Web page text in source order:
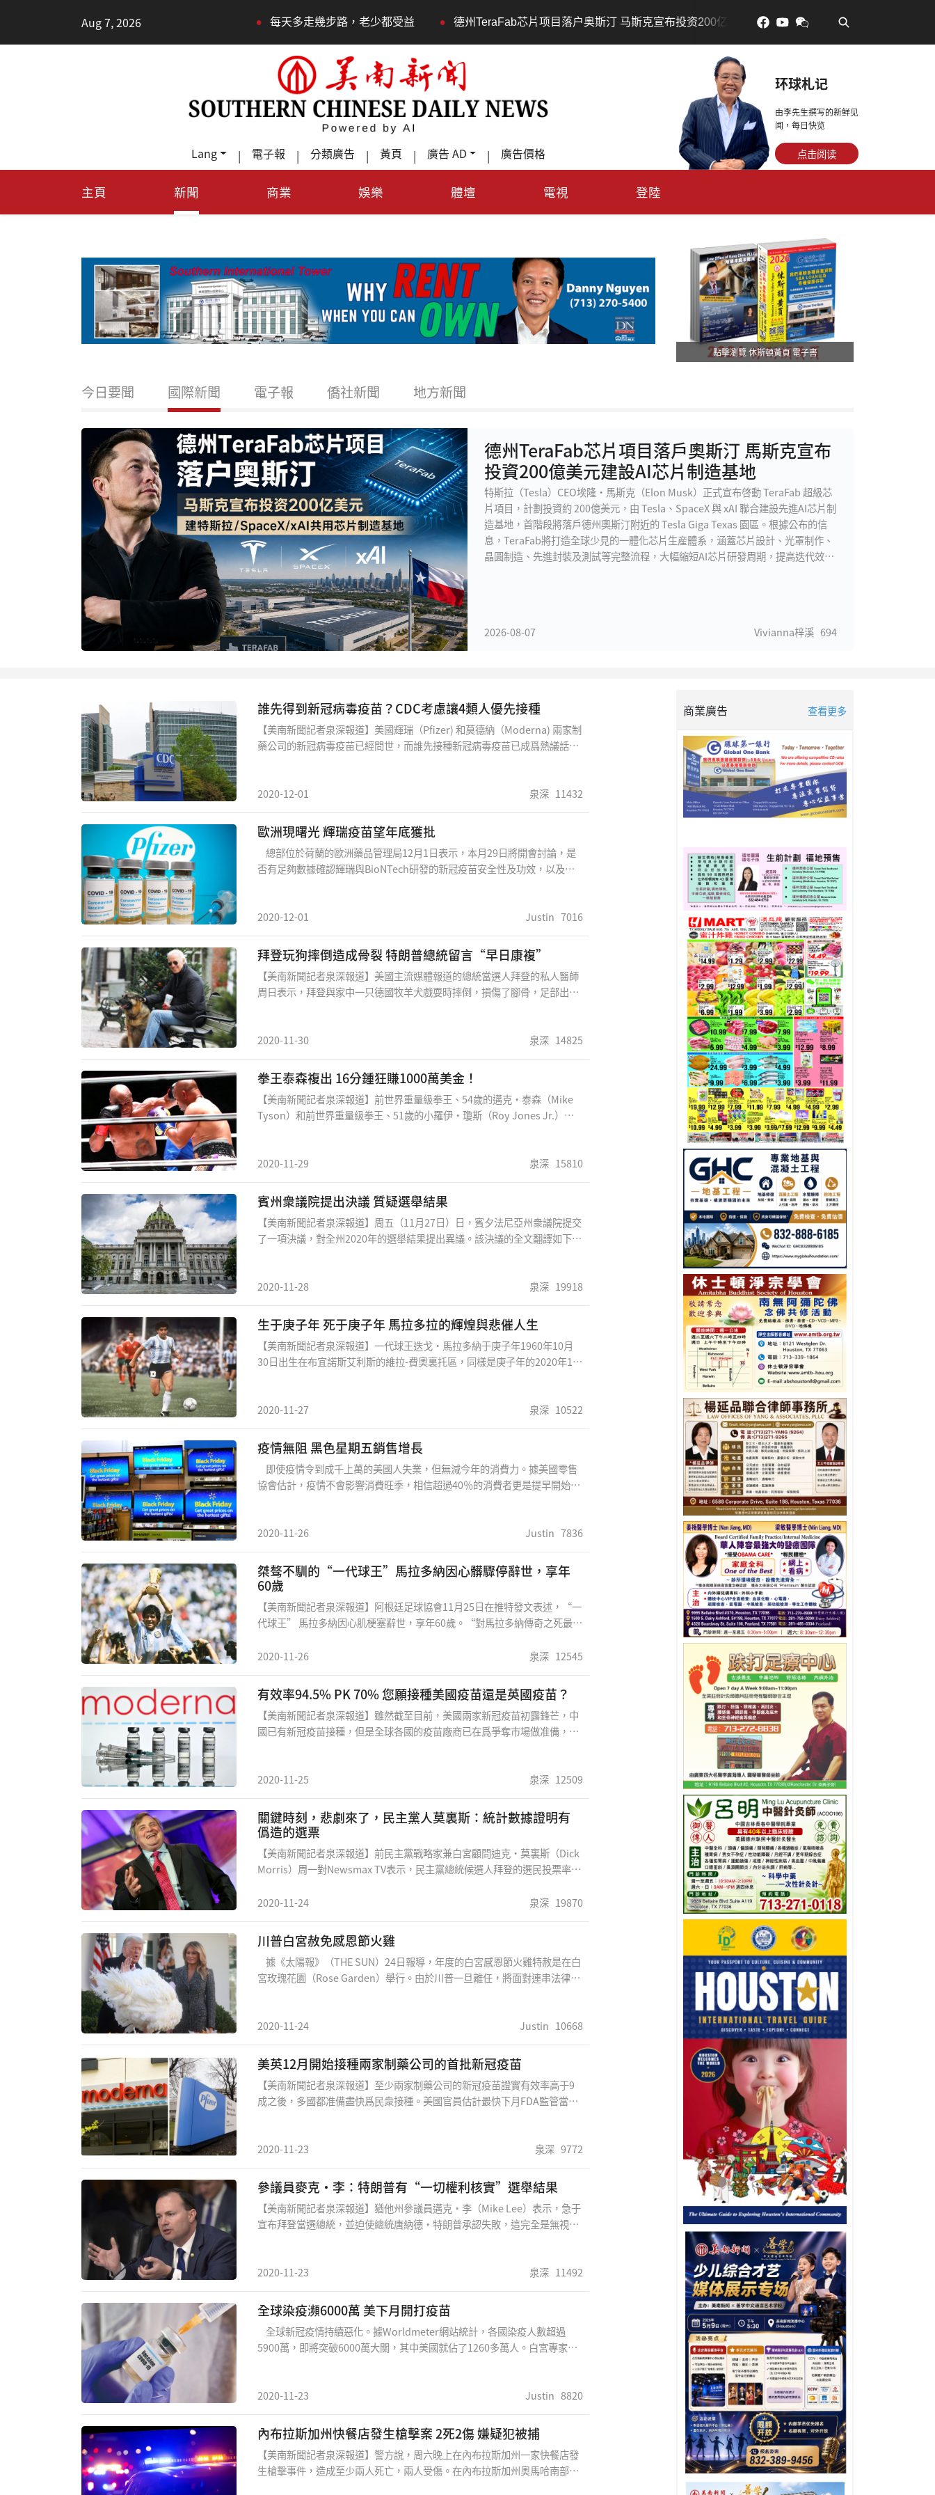
Aug 7, 2026 每天多走幾步路，老少都受益 • 德州TeraFab芯片项目落户奥斯汀 马斯克宣布投资200亿美元建设AI芯片制造基地 • 吃對了更年輕：花青素如何
Lang | 電子報 | 分類廣告 | 黃頁 | 廣告 AD | 廣告價格
环球札记
由李先生撰写的新鲜见
闻，每日快览
点击阅读
主頁 新聞 商業 娛樂 體壇 電視 登陸
點擊瀏覽 休斯頓黃頁 電子書
今日要聞 國際新聞 電子報 僑社新聞 地方新聞
德州TeraFab芯片項目落戶奧斯汀 馬斯克宣布
投資200億美元建設AI芯片制造基地
特斯拉（Tesla）CEO埃隆·馬斯克（Elon Musk）正式宣布啓動 TeraFab 超級芯
片項目，計劃投資約 200億美元，由 Tesla、SpaceX 與 xAI 聯合建設先進AI芯片制
造基地，首階段將落戶德州奧斯汀附近的 Tesla Giga Texas 園區。根據公布的信
息，TeraFab將打造全球少見的一體化芯片生産體系，涵蓋芯片設計、光罩制作、
晶圓制造、先進封裝及測試等完整流程，大幅縮短AI芯片研發周期，提高迭代效
2026-08-07
Vivianna梓溪 694
誰先得到新冠病毒疫苗？CDC考慮讓4類人優先接種
【美南新聞記者泉深報道】美國輝瑞（Pfizer) 和莫德納（Moderna) 兩家制
藥公司的新冠病毒疫苗已經問世，而誰先接種新冠病毒疫苗已成爲熱議話
2020-12-01
泉深 11432
歐洲現曙光 輝瑞疫苗望年底獲批
總部位於荷蘭的歐洲藥品管理局12月1日表示，本月29日將開會討論，是
否有足夠數據確認輝瑞與BioNTech研發的新冠疫苗安全性及功效，以及是
莫德納生計公司研發的疫苗。BioNTech則表示，一旦疫苗獲批准，最快今
年內在歐洲推出。 如今適逢「黑色星期五」購物節，又臨近聖誕假期，西
班牙馬德里及巴塞隆納的街頭都出現大批市民聚集，政府促請國民理智行
動；同時有意將聖誕和新年假期期間的限聚令收緊至6人，並在平安夜及除
夕的凌晨1時至6時實施宵禁。
2020-12-01 Justin 7016
拜登玩狗摔倒造成骨裂 特朗普總統留言“早日康複”
【美南新聞記者泉深報道】美國主流媒體報道的總統當選人拜登的私人醫師
周日表示，拜登與家中一只德國牧羊犬戲耍時摔倒，損傷了腳骨，足部出現
做CT斷層掃描。醫生們起初認爲拜登只是扭傷了腳踝，但行走有些困難，還
是指示對傷處做了額外的CT掃描。拜登個人醫師Kevin O'Connor在另一份
聲明中表示，“在後續CT斷層掃描中確認有細微骨裂...他有可
2020-11-30 泉深 14825
拳王泰森複出 16分鍾狂賺1000萬美金！
【美南新聞記者泉深報道】前世界重量級拳王、54歲的邁克·泰森（Mike
Tyson）和前世界重量級拳王、51歲的小羅伊·瓊斯（Roy Jones Jr.）于
衷于“鋼鐵邁克”時代，因此吸引了無數的眼球，但這場表演性的比賽也不
會記入他們的正式記錄。據悉這場比賽，泰森獲得至少1000萬美金，而瓊斯
則拿到300萬美元，這無疑創下退役運動員的最高拳酬紀錄。賽前PPV（付
費點播）銷量創下了曆史記錄，泰森本人的社交媒體轉發評論道：“數字不
會撒謊，黑子們要瘋了，因爲他們永遠得不到這樣的
2020-11-29 泉深 15810
賓州衆議院提出決議 質疑選舉結果
【美南新聞記者泉深報道】周五（11月27日）日，賓夕法尼亞州衆議院提交
了一項決議，對全州2020年的選舉結果提出異議。該決議的全文翻譯如下：
行選舉的"
2020-11-28 泉深 19918
生于庚子年 死于庚子年 馬拉多拉的輝煌與悲催人生
【美南新聞記者泉深報道】一代球王迭戈·馬拉多納于庚子年1960年10月
30日出生在布宜諾斯艾利斯的維拉-費奧裏托區，同樣是庚子年的2020年11
1960年屬鼠人2020年整體運勢及運程來看，在這個本命年，如果沒有好的
開始，一整年的時間都會處于吉運不佳的狀態。馬拉多納本命年開始就出現
虛胖狀態，腦內出血，嚴重時出現了顱內血腫，並接受了開顱手術，但因嚴
重的肺水腫導致心力衰竭、心肌梗塞，使這位天才與浪人的矛盾體的輝煌與
悲催命運得到了應驗。
2020-11-27 泉深 10522
疫情無阻 黑色星期五銷售增長
即使疫情令到成千上萬的美國人失業，但無減今年的消費力。據美國零售
協會估計，疫情不會影響消費旺季，相信超過40％的消費者更是提早開始節
成。 商家今年提早開始黑五減價優惠，無論在店內或網上均有折扣。 《華
爾街日報》到訪紐約、密西根州及德州的商場，大部分顧客均戴上口罩，商
場亦採取防疫措施，除了為顧客量度體溫，亦實施人流管制，限制入店人
數，而商場內與聖誕老人合照的攤位亦需提早預約。 有受訪者擔心，疫情
惡化會再封城，因此沒有等到黑色星期五那個週末，便提早出來購物；亦有
受訪者表示，已經在家中閉關太久，想出門走走；亦有受訪者表示，不喜歡
網上購物，仍然希望到店內見到實物才買。
2020-11-26 Justin 7836
桀骜不馴的“一代球王”馬拉多納因心髒驟停辭世，享年
60歲
【美南新聞記者泉深報道】阿根廷足球協會11月25日在推特發文表述，“一
代球王” 馬拉多納因心肌梗塞辭世，享年60歲。“對馬拉多納傳奇之死最沉
場，攻入34球；他曾率領國家隊爲阿根廷捧回1986年世界杯。
2020-11-26 泉深 12545
有效率94.5% PK 70% 您願接種美國疫苗還是英國疫苗？
【美南新聞記者泉深報道】雖然截至目前，美國兩家新冠疫苗初露鋒芒，中
國已有新冠疫苗接種，但是全球各國的疫苗廠商已在爲爭奪市場做准備，安
球的市場爭奪戰中一觸即發。11月23日，阿斯利康公司與牛津大學聯合研發
的新冠疫苗AZD1222正式發布叁期臨床試驗中期分析報告，報告顯示，
AZD1222疫苗采取了兩種給藥方案，一種顯示出90%的疫苗功效，另一種則
顯示出62%的功效，兩種給藥方案的綜合分析得出平均功效爲70%。
2020-11-25 泉深 12509
關鍵時刻，悲劇來了，民主黨人莫裏斯：統計數據證明有
僞造的選票
【美南新聞記者泉深報道】前民主黨戰略家兼白宮顧問迪克·莫裏斯（Dick
Morris）周一對Newsmax TV表示，民主黨總統候選人拜登的選民投票率在
多。莫裏斯出現在《格雷格·凱利報告》（Greg Kelly Reports）上時指
選票多48％，而此時該市人口僅增長了14％。同樣，他說，盡管亞特蘭大的
人口只增長了9％，但拜登的投票率比2012年奧巴馬的投票率高了30％，底
特律對拜登的投票總數比奧
2020-11-24 泉深 19870
川普白宮赦免感恩節火雞
據《太陽報》（THE SUN）24日報導，年度的白宮感恩節火雞特赦是在白
宮玫瑰花園（Rose Garden）舉行。由於川普一旦離任，將面對連串法律挑
日子，而被赦免的火雞非常，非常幸運。他說，獲得赦免的火雞分別名為
「玉米」（Corn）和「玉米心」（Cob），是從專為總統飼養的20隻火雞
中挑出。 此外，川普說，在今天的儀式後，這些火雞會在愛荷華州立大學
（Iowa State University）經驗豐富的獸醫照護下頤養天年。他並指出，等
牠們送到當地後，男女老少都能去看看牠們，並多了解些家禽科學，獸醫學
和農業等方面的知識。 他接著祝福「玉米」和「玉米心」，將來過著長
2020-11-24 Justin 10668
美英12月開始接種兩家制藥公司的首批新冠疫苗
【美南新聞記者泉深報道】至少兩家制藥公司的新冠疫苗證實有效率高于9
成之後，多國都准備盡快爲民衆接種。美國官員估計最快下月FDA監管當局
計可能明年5月才達到這個目標。而英國亦預計12月開始爲民衆接種疫苗。
美國疫苗接種計劃首席科學顧問斯拉維(Moncef Slaoui)周日表示，美國
FDA專家下月10日開會評估輝瑞與德國公司BioNTech合作開發的疫苗，預
計會發出許可，另一間藥廠Moderna亦預計在12月底尋求許可。
2020-11-23 泉深 9772
參議員麥克·李：特朗普有“一切權利核實”選舉結果
【美南新聞記者泉深報道】猶他州參議員邁克·李（Mike Lee）表示，急于
宣布拜登當選總統，並迫使總統唐納德·特朗普承認失敗，這完全是無視憲
一次彈劾程序，旨在使2016年大選無效。”“他們動辄貶低他以及在2016
年投票支持他的人們。所以不用說，那些表示憤怒的人很難認真對待特朗普
想要用盡他的法律補救辦法，以找出他們可
2020-11-23 泉深 11492
全球染疫瀕6000萬 美下月開打疫苗
全球新冠疫情持續惡化。據Worldmeter網站統計，各國染疫人數超過
5900萬，即將突破6000萬大關，其中美國就佔了1260多萬人。白宮專家表
導，美國輝瑞藥廠20日針對與德國BioNTech共同開發的新冠疫苗，向食品
暨藥物管理局（FDA）申請緊急授權許可，FDA將於12月10日進行會商。新
冠疫苗與療法研發計畫主管史勞威（Moncef Slaoui）22日表示，疫苗取得
許可後，24小時內就會運至各州，「預計拿到許可後的第2天，也就是12月
11日或12日，第一批美國人就可以接種」，之後每月預計可替3000萬人施
打疫苗。 另外，美國生技公司莫德納（Moderna）12月也將申請新冠疫苗
2020-11-23 Justin 8820
內布拉斯加州快餐店發生槍擊案 2死2傷 嫌疑犯被捕
【美南新聞記者泉深報道】警方說，周六晚上在內布拉斯加州一家快餐店發
生槍擊事件，造成至少兩人死亡，兩人受傷。在內布拉斯加州奧馬哈南部郊
商業廣告 查看更多